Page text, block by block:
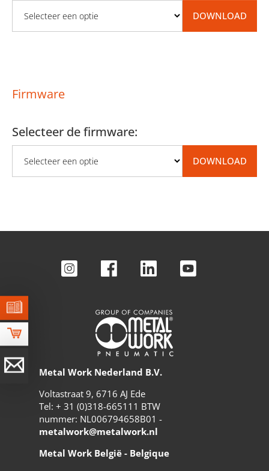
Choose a regulator
DOWNLOAD
Druk om het
Firmware
Selecteer de firmware:
Choose a safety
DOWNLOAD
Druk om het
Metal Work Nederland B.V.
Voltastraat 9, 6716 AJ Ede
Tel: + 31 (0)318-665111 BTW
nummer: NL006794658B01 -
metalwork@metalwork.nl
Metal Work België - Belgique